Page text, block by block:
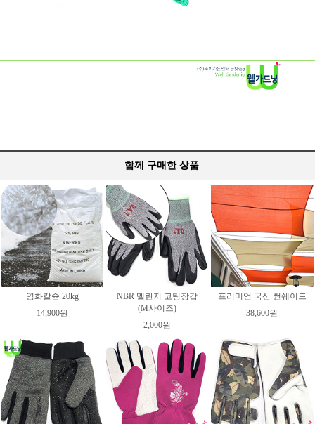
함께 구매한 상품
염화칼슘 20kg
14,900원
NBR 멜란지 코팅장갑
(M사이즈)
2,000원
프리미엄 국산 썬쉐이드
38,600원